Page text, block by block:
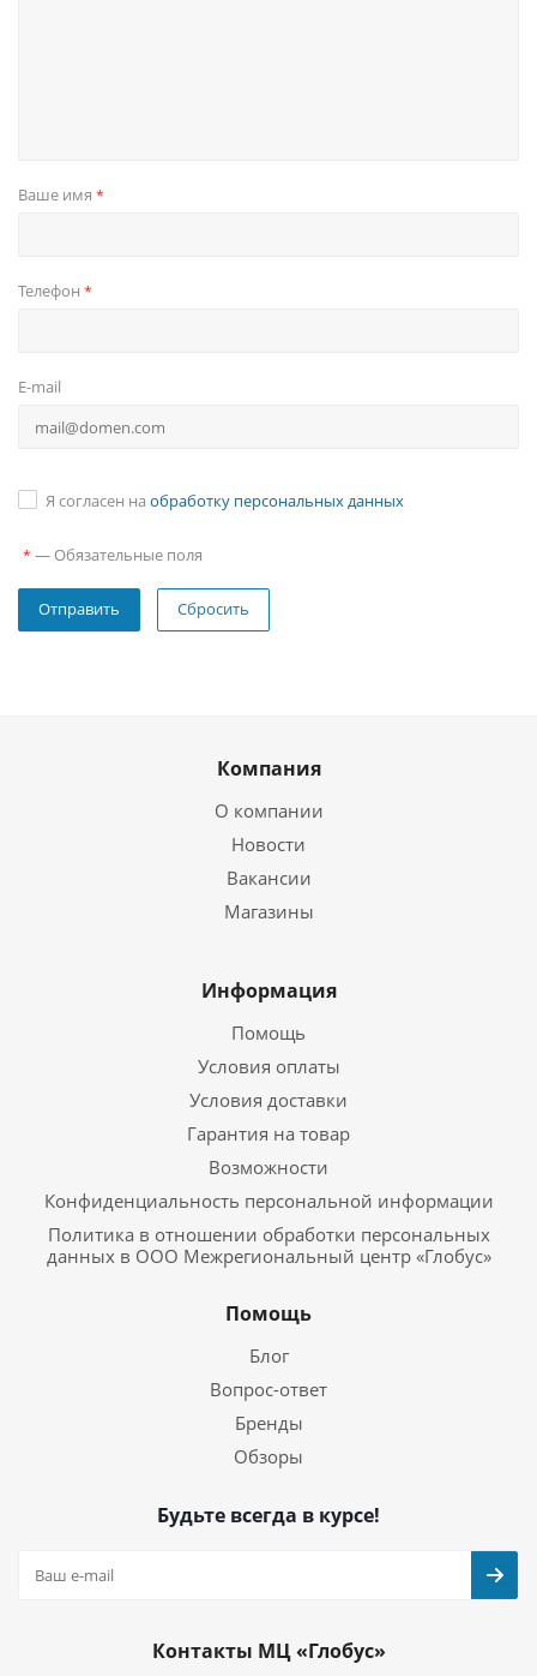
Ваше имя *
Телефон *
E-mail
Я согласен на обработку персональных данных
* — Обязательные поля
Сбросить
Компания
О компании
Новости
Вакансии
Магазины
Информация
Помощь
Условия оплаты
Условия доставки
Гарантия на товар
Возможности
Конфиденциальность персональной информации
Политика в отношении обработки персональных
данных в ООО Межрегиональный центр «Глобус»
Помощь
Блог
Вопрос-ответ
Бренды
Обзоры
Будьте всегда в курсе!
Контакты МЦ «Глобус»